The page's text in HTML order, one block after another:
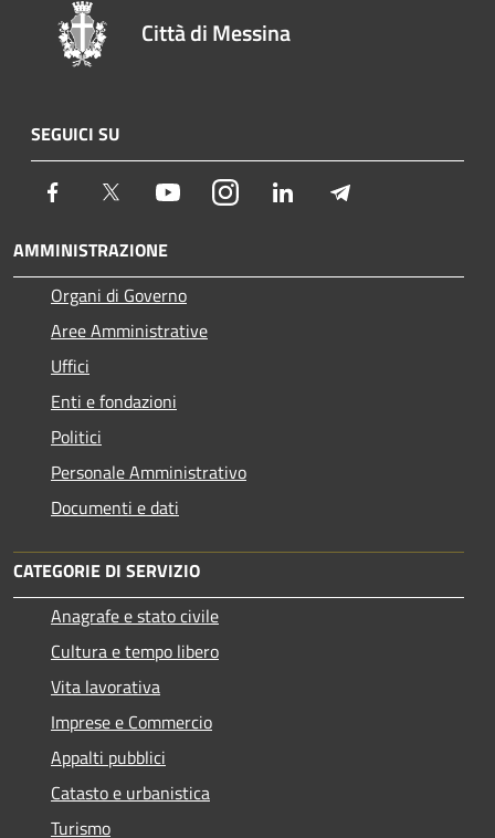
Città di Messina
SEGUICI SU
Facebook Twitter YoutubeInstagram LinkedIn
AMMINISTRAZIONE
Organi di Governo
Aree Amministrative
Uffici
Enti e fondazioni
Politici
Personale Amministrativo
Documenti e dati
CATEGORIE DI SERVIZIO
Anagrafe e stato civile
Cultura e tempo libero
Vita lavorativa
Imprese e Commercio
Appalti pubblici
Catasto e urbanistica
Turismo